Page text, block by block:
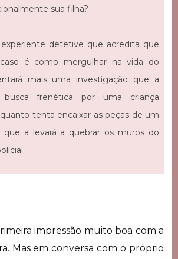
sua filha?
experiente detetive que acredita que
é como mergulhar na vida do
mais uma investigação que a
frenética por uma criança
tenta encaixar as peças de um
que a levará a quebrar os muros do
impressão muito boa com a
Mas em conversa com o próprio